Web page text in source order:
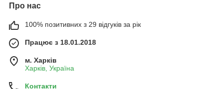
Про нас
100% позитивних з 29 відгуків за рік
Працює з 18.01.2018
м. Харків
Харків, Україна
Контакти